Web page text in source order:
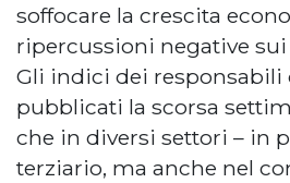
soffocare la crescita
ripercussioni negative
Gli indici dei responsabili
pubblicati la scorsa
che in diversi settori – in
terziario, ma anche nel